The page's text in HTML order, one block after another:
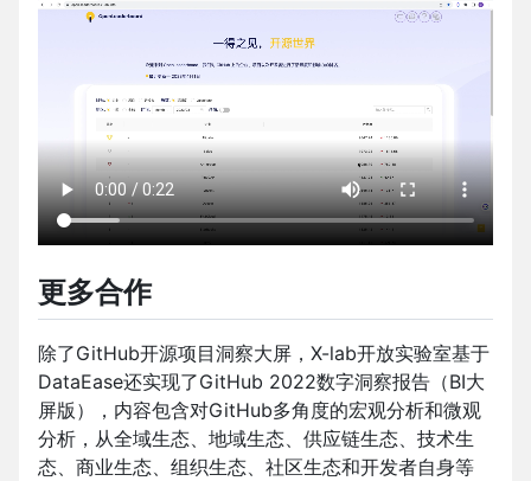
更多合作
除了GitHub开源项目洞察大屏，X-lab开放实验室基于
DataEase还实现了GitHub 2022数字洞察报告（BI大
屏版），内容包含对GitHub多角度的宏观分析和微观
分析，从全域生态、地域生态、供应链生态、技术生
态、商业生态、组织生态、社区生态和开发者自身等